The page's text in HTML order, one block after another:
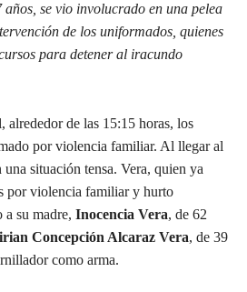
años, se vio involucrado en una pelea
de los uniformados, quienes
para detener al iracundo
alrededor de las 15:15 horas, los
por violencia familiar. Al llegar al
situación tensa. Vera, quien ya
por violencia familiar y hurto
a su madre, Inocencia Vera, de 62
Concepción Alcaraz Vera, de 39
como arma.